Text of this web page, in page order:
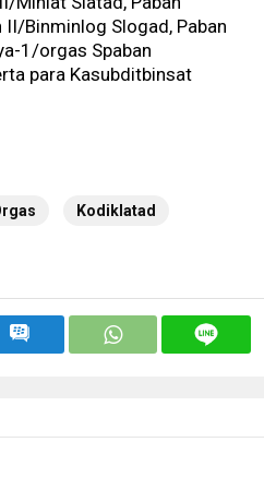
II/Binminlog Slogad, Paban
1/orgas Spaban
para Kasubditbinsat
Kodiklatad